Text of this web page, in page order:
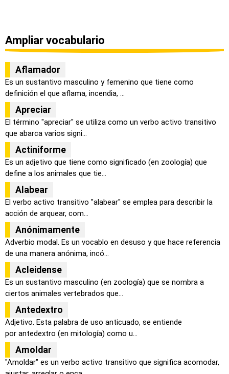
Ampliar vocabulario
Aflamador
Es un sustantivo masculino y femenino que tiene como
definición el que aflama, incendia, ...
Apreciar
El término "apreciar" se utiliza como un verbo activo transitivo
que abarca varios signi...
Actiniforme
Es un adjetivo que tiene como significado (en zoología) que
define a los animales que tie...
Alabear
El verbo activo transitivo "alabear" se emplea para describir la
acción de arquear, com...
Anónimamente
Adverbio modal. Es un vocablo en desuso y que hace referencia
de una manera anónima, incó...
Acleidense
Es un sustantivo masculino (en zoología) que se nombra a
ciertos animales vertebrados que...
Antedextro
Adjetivo. Esta palabra de uso anticuado, se entiende
por antedextro (en mitología) como u...
Amoldar
"Amoldar" es un verbo activo transitivo que significa acomodar,